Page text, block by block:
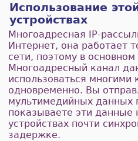
Использование
устройствах
Многоадресная IP-
Интернет, она работает
сети, поэтому в основном
Многоадресный канал
использоваться многими
одновременно. Вы
мультимедийных данных
показываете эти
устройствах почти
задержке.